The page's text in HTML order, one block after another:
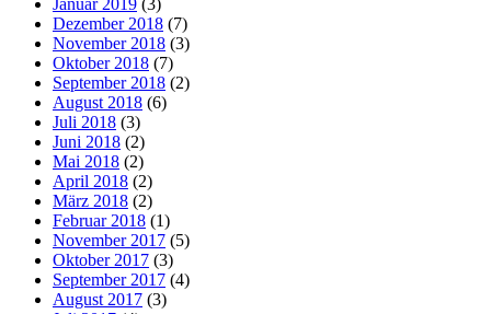
Dezember 2018 (7)
November 2018 (3)
Oktober 2018 (7)
September 2018 (2)
August 2018 (6)
Juli 2018 (3)
Juni 2018 (2)
Mai 2018 (2)
April 2018 (2)
März 2018 (2)
Februar 2018 (1)
November 2017 (5)
Oktober 2017 (3)
September 2017 (4)
August 2017 (3)